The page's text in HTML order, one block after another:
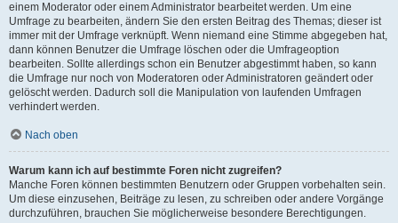
einem Moderator oder einem Administrator bearbeitet werden. Um eine
Umfrage zu bearbeiten, ändern Sie den ersten Beitrag des Themas; dieser ist
immer mit der Umfrage verknüpft. Wenn niemand eine Stimme abgegeben hat,
dann können Benutzer die Umfrage löschen oder die Umfrageoption
bearbeiten. Sollte allerdings schon ein Benutzer abgestimmt haben, so kann
die Umfrage nur noch von Moderatoren oder Administratoren geändert oder
gelöscht werden. Dadurch soll die Manipulation von laufenden Umfragen
verhindert werden.
Nach oben
Warum kann ich auf bestimmte Foren nicht zugreifen?
Manche Foren können bestimmten Benutzern oder Gruppen vorbehalten sein.
Um diese einzusehen, Beiträge zu lesen, zu schreiben oder andere Vorgänge
durchzuführen, brauchen Sie möglicherweise besondere Berechtigungen.